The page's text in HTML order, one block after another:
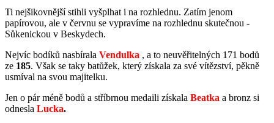
Ti nejšikovnější stihli vyšplhat i na rozhlednu. Zatím jenom
papírovou, ale v červnu se vypravíme na rozhlednu skutečnou -
Sůkenickou v Beskydech.
Nejvíc bodíků nasbírala Vendulka , a to neuvěřitelných 171 bodů
ze 185. Však se taky batůžek, který získala za své vítězství, pěkně
usmíval na svou majitelku.
Jen o pár méně bodů a stříbrnou medaili získala Beatka a bronz si
odnesla Lucka.